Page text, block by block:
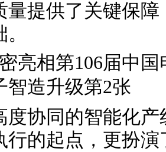
量提供了关键保
度协同的智能化
行的起点，更扮演